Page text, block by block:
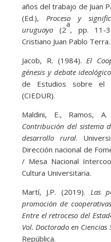
años del trabajo de Juan
(Ed.), Proceso y
uruguayo(2
a
, pp. 11-
Cristiano Juan Pablo Terra.
Jacob, R. (1984). El
génesis y debate ideológico
de Estudios sobre el
(CIEDUR).
Maldini, E., Ramos,
Contribución del sistema
desarrollo rural.
Dirección nacional de
/ Mesa Nacional
Cultura Universitaria.
Martí, J.P. (2019). Las
promoción de
Entre el retroceso del
Vol. Doctorado en Ciencias
República.